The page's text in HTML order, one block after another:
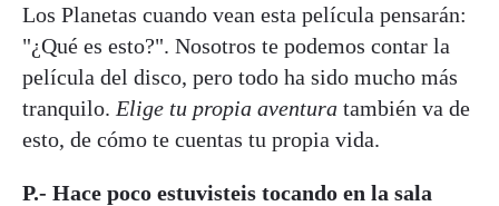
Los Planetas cuando vean esta película pensarán:
"¿Qué es esto?". Nosotros te podemos contar la
película del disco, pero todo ha sido mucho más
tranquilo. Elige tu propia aventura también va de
esto, de cómo te cuentas tu propia vida.
P.- Hace poco estuvisteis tocando en la sala